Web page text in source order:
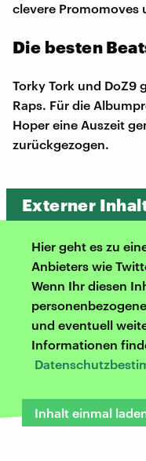
clevere Promomoves
Die besten
Torky Tork und DoZ9
Raps. Für die
Hoper eine Auszeit
zurückgezogen.
Externer
Hier geht es zu
Anbieters wie
Wenn Ihr diesen
und eventuell
Informationen
Inhalt einmal